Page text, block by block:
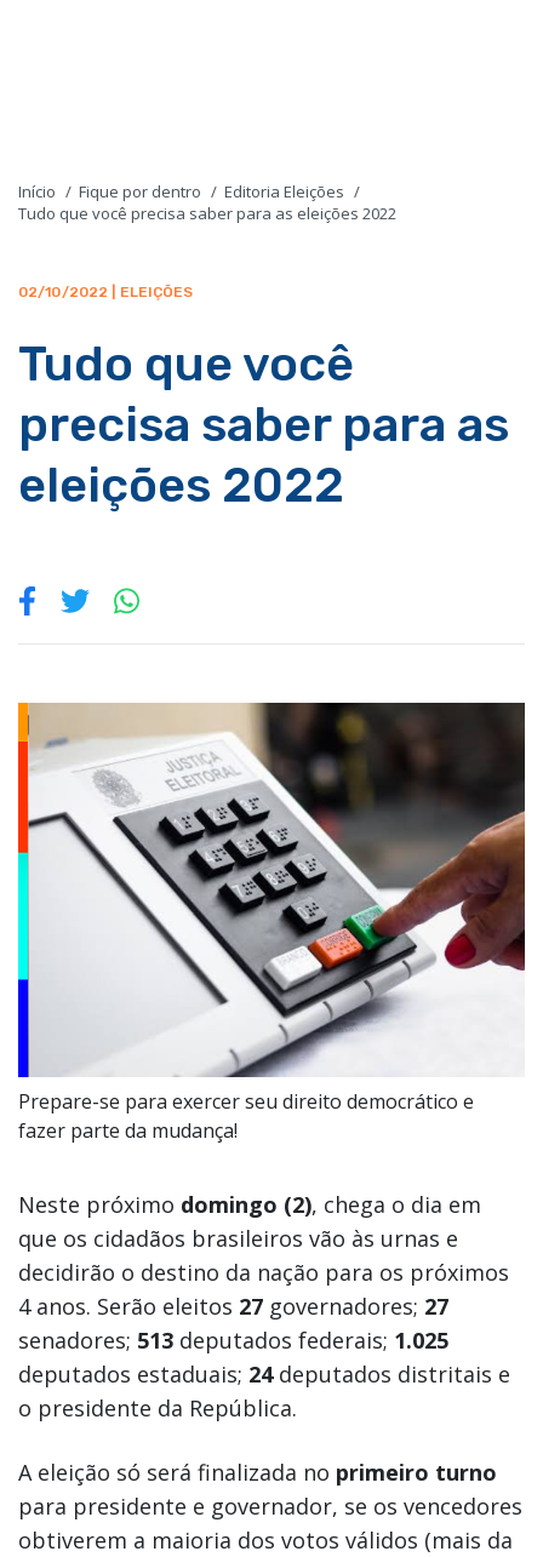
Início Fique por dentro
Editoria Eleições
Tudo que você precisa saber para as eleições 2022
02/10/2022 | ELEIÇÕES
Tudo que você
precisa saber para as
eleições 2022
Prepare-se para exercer seu direito democrático e
fazer parte da mudança!
Neste próximo domingo (2), chega o dia em
que os cidadãos brasileiros vão às urnas e
decidirão o destino da nação para os próximos
4 anos. Serão eleitos 27 governadores; 27
senadores; 513 deputados federais; 1.025
deputados estaduais; 24 deputados distritais e
o presidente da República.
A eleição só será finalizada no primeiro turno
para presidente e governador, se os vencedores
obtiverem a maioria dos votos válidos (mais da